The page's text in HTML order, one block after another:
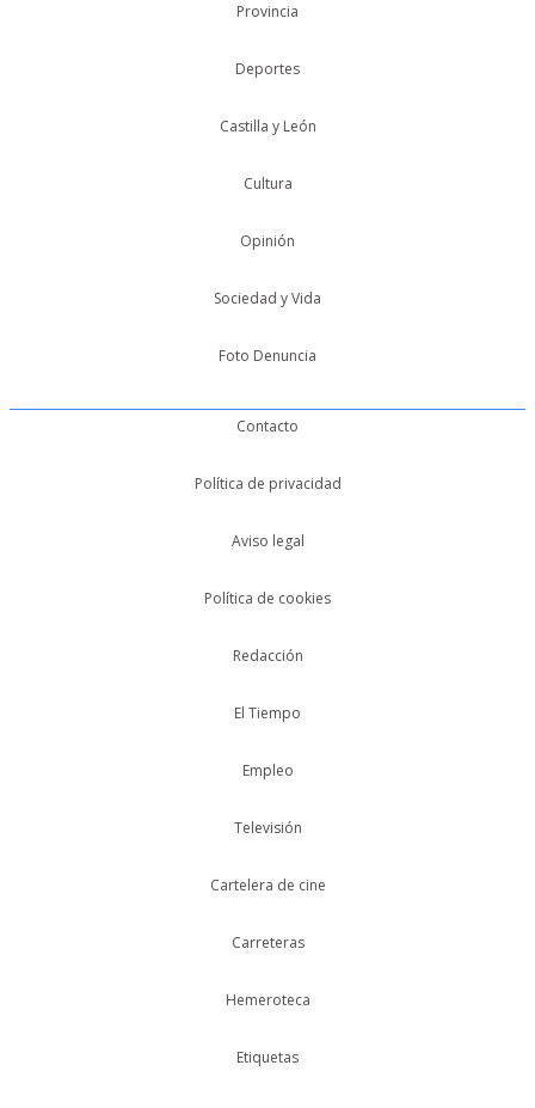
Provincia
Deportes
Castilla y León
Cultura
Opinión
Sociedad y Vida
Foto Denuncia
Contacto
Política de privacidad
Aviso legal
Política de cookies
Redacción
El Tiempo
Empleo
Televisión
Cartelera de cine
Carreteras
Hemeroteca
Etiquetas